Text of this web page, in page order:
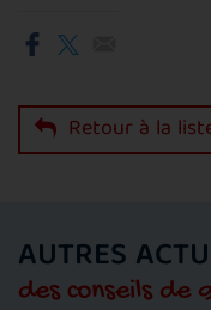
Retour à la
AUTRES
des conseils